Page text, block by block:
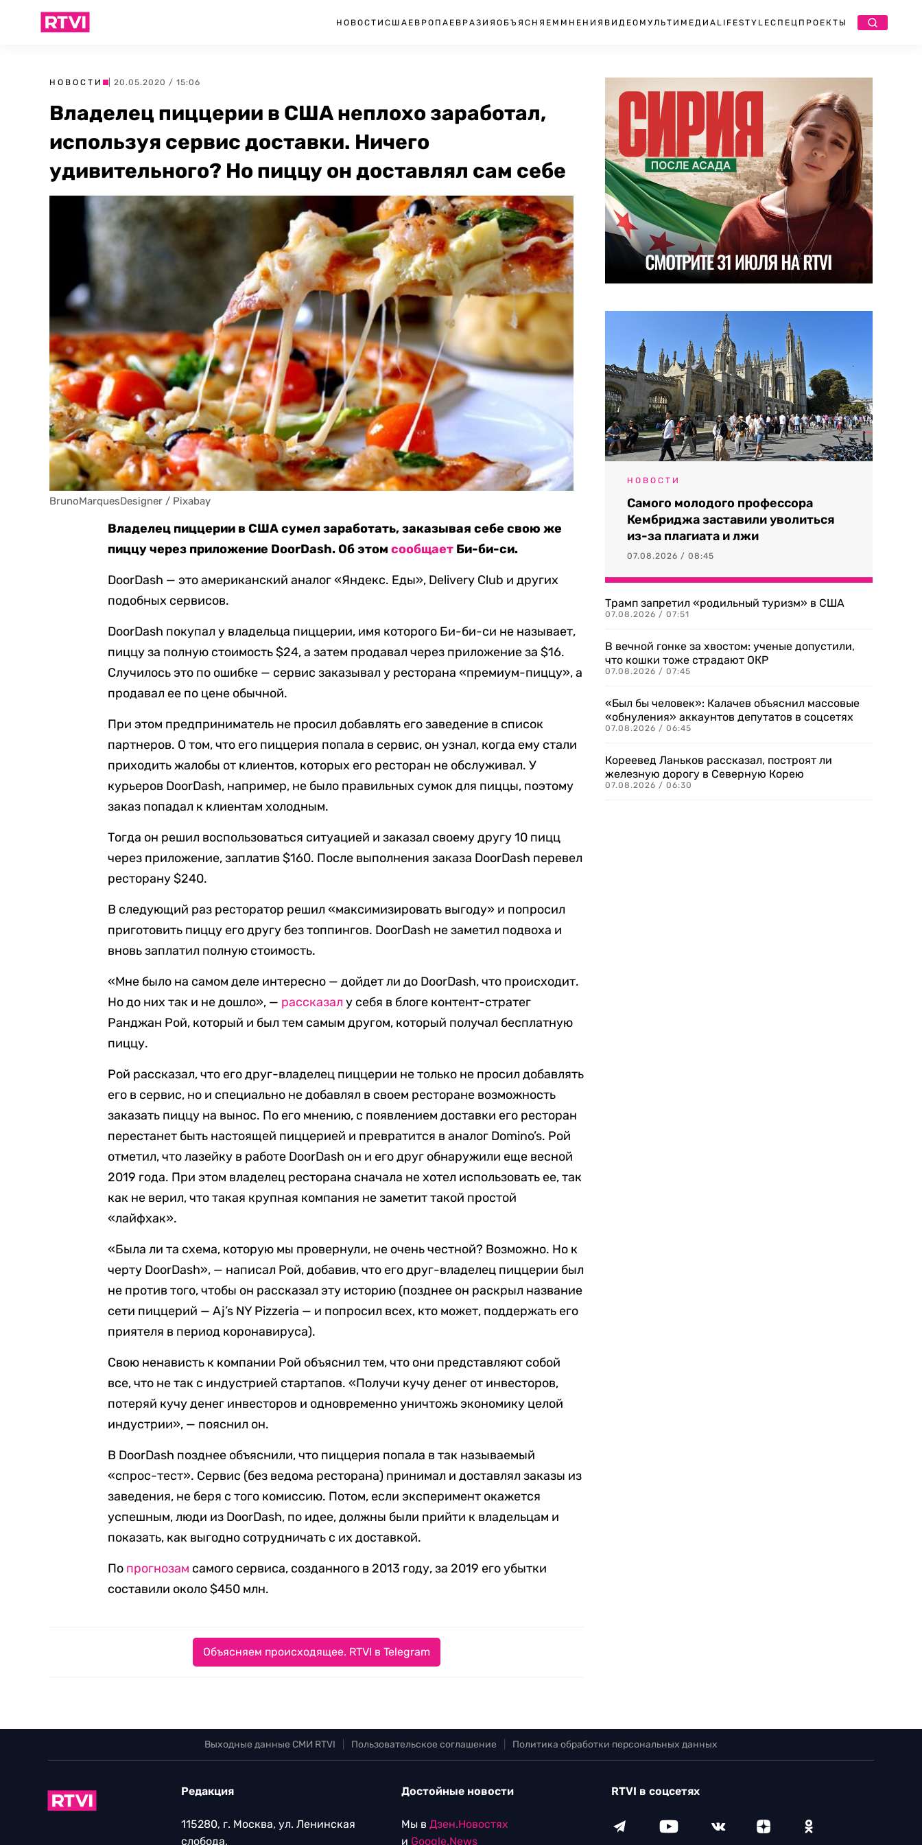
НОВОСТИ США ЕВРОПА ЕВРАЗИЯ ОБЪЯСНЯЕМ МНЕНИЯ ВИДЕО МУЛЬТИМЕДИА LIFESTYLEСПЕЦПРОЕКТЫ
НОВОСТИ | 20.05.2020 / 15:06
Владелец пиццерии в США неплохо заработал,
используя сервис доставки. Ничего
удивительного? Но пиццу он доставлял сам себе
BrunoMarquesDesigner / Pixabay
Владелец пиццерии в США сумел заработать, заказывая себе свою же
пиццу через приложение DoorDash. Об этомсообщает Би-би-си.
DoorDash — это американский аналог «Яндекс. Еды», Delivery Club и других
подобных сервисов.
DoorDash покупал у владельца пиццерии, имя которого Би-би-си не называет,
пиццу за полную стоимость $24, а затем продавал через приложение за $16.
Случилось это по ошибке — сервис заказывал у ресторана «премиум-пиццу», а
продавал ее по цене обычной.
При этом предприниматель не просил добавлять его заведение в список
партнеров. О том, что его пиццерия попала в сервис, он узнал, когда ему стали
приходить жалобы от клиентов, которых его ресторан не обслуживал. У
курьеров DoorDash, например, не было правильных сумок для пиццы, поэтому
заказ попадал к клиентам холодным.
Тогда он решил воспользоваться ситуацией и заказал своему другу 10 пицц
через приложение, заплатив $160. После выполнения заказа DoorDash перевел
ресторану $240.
В следующий раз ресторатор решил «максимизировать выгоду» и попросил
приготовить пиццу его другу без топпингов. DoorDash не заметил подвоха и
вновь заплатил полную стоимость.
«Мне было на самом деле интересно — дойдет ли до DoorDash, что происходит.
Но до них так и не дошло», — рассказал у себя в блоге контент-стратег
Ранджан Рой, который и был тем самым другом, который получал бесплатную
пиццу.
Рой рассказал, что его друг-владелец пиццерии не только не просил добавлять
его в сервис, но и специально не добавлял в своем ресторане возможность
заказать пиццу на вынос. По его мнению, с появлением доставки его ресторан
перестанет быть настоящей пиццерией и превратится в аналог Domino’s. Рой
отметил, что лазейку в работе DoorDash он и его друг обнаружили еще весной
2019 года. При этом владелец ресторана сначала не хотел использовать ее, так
как не верил, что такая крупная компания не заметит такой простой
«лайфхак».
«Была ли та схема, которую мы провернули, не очень честной? Возможно. Но к
черту DoorDash», — написал Рой, добавив, что его друг-владелец пиццерии был
не против того, чтобы он рассказал эту историю (позднее он раскрыл название
сети пиццерий — Aj’s NY Pizzeria — и попросил всех, кто может, поддержать его
приятеля в период коронавируса).
Свою ненависть к компании Рой объяснил тем, что они представляют собой
все, что не так с индустрией стартапов. «Получи кучу денег от инвесторов,
потеряй кучу денег инвесторов и одновременно уничтожь экономику целой
индустрии», — пояснил он.
В DoorDash позднее объяснили, что пиццерия попала в так называемый
«спрос-тест». Сервис (без ведома ресторана) принимал и доставлял заказы из
заведения, не беря с того комиссию. Потом, если эксперимент окажется
успешным, люди из DoorDash, по идее, должны были прийти к владельцам и
показать, как выгодно сотрудничать с их доставкой.
По прогнозам самого сервиса, созданного в 2013 году, за 2019 его убытки
составили около $450 млн.
Объясняем происходящее. RTVI в Telegram
НОВОСТИ
Самого молодого профессора
Кембриджа заставили уволиться
из-за плагиата и лжи
07.08.2026 / 08:45
Трамп запретил «родильный туризм» в США
07.08.2026 / 07:51
В вечной гонке за хвостом: ученые допустили,
что кошки тоже страдают ОКР
07.08.2026 / 07:45
«Был бы человек»: Калачев объяснил массовые
«обнуления» аккаунтов депутатов в соцсетях
07.08.2026 / 06:45
Кореевед Ланьков рассказал, построят ли
железную дорогу в Северную Корею
07.08.2026 / 06:30
Выходные данные СМИ RTVI Пользовательское соглашение Политика обработки персональных данных
Редакция
115280, г. Москва, ул. Ленинская
слобода,
Достойные новости
Мы в Дзен.Новостях
и Google.News
RTVI в соцсетях